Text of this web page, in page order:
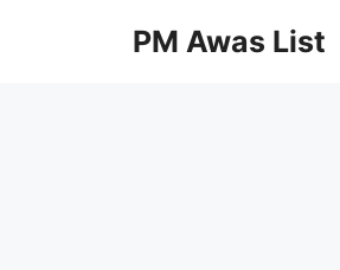
PM Awas List